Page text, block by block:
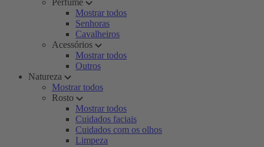
Perfume
Mostrar todos
Senhoras
Cavalheiros
Acessórios
Mostrar todos
Outros
Natureza
Mostrar todos
Rosto
Mostrar todos
Cuidados faciais
Cuidados com os olhos
Limpeza